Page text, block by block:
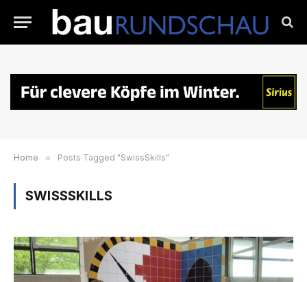
Home » Posts Tagged "SwissSkills"
SWISSSKILLS